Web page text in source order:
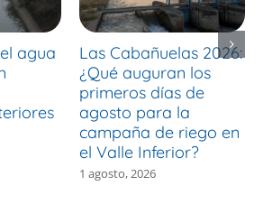
agua
Las Cabañuelas 2026:
¿Qué auguran los
primeros días de
agosto para la
campaña de riego en
el Valle Inferior?
1 agosto, 2026